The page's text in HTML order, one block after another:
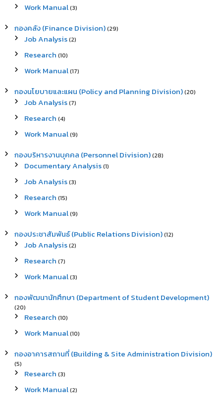
Work Manual(3)
กองคลัง (Finance Division)(29)
Job Analysis(2)
Research (10)
Work Manual(17)
กองนโยบายและแผน (Policy and Planning Division)(20)
Job Analysis(7)
Research (4)
Work Manual(9)
กองบริหารงานบุคคล (Personnel Division)(28)
Documentary Analysis(1)
Job Analysis(3)
Research (15)
Work Manual(9)
กองประชาสัมพันธ์ (Public Relations Division)(12)
Job Analysis(2)
Research (7)
Work Manual(3)
กองพัฒนานักศึกษา (Department of Student Development)
(20)
Research (10)
Work Manual(10)
กองอาคารสถานที่ (Building & Site Administration Division)
(5)
Research (3)
Work Manual(2)